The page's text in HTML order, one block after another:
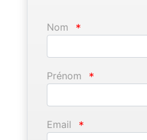
Nom *
Prénom *
Email *